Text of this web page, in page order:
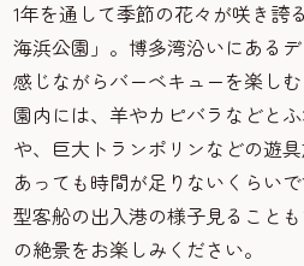
1年を通して季節の花々が咲き誇
海浜公園」。博多湾沿いにある
感じながらバーベキューを楽し
園内には、羊やカピバラなどと
や、巨大トランポリンなどの遊
あっても時間が足りないくらい
型客船の出入港の様子見ること
の絶景をお楽しみください。